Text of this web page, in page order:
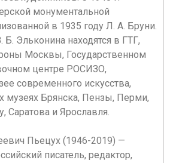
монументальной
в 1935 году Л. А. Бруни.
Эльконина находятся в ГТГ,
Москвы, Государственном
центре РОСИЗО,
современного искусства,
музеях Брянска, Пензы, Перми,
Саратова и Ярославля.
Пьецух (1946-2019) —
писатель, редактор,